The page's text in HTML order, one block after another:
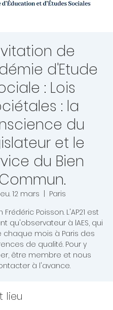
de
d'Etude
: Lois
: la
du
et le
du Bien
12 mars
Paris
Poisson. L'AP21 est
qu'observateur à lAES, qui
chaque mois à Paris des
de qualité. Pour y
être membre et nous
à l'avance.
lieu